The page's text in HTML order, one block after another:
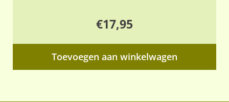
€17,95
Toevoegen aan winkelwagen